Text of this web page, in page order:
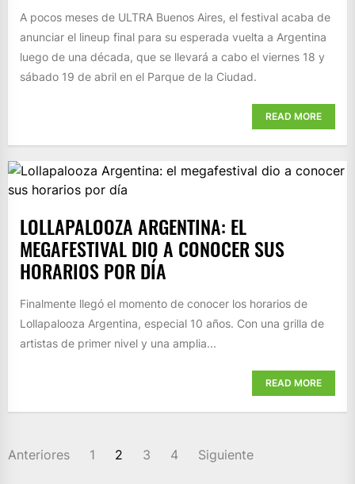
A pocos meses de ULTRA Buenos Aires, el festival acaba de
anunciar el lineup final para su esperada vuelta a Argentina
luego de una década, que se llevará a cabo el viernes 18 y
sábado 19 de abril en el Parque de la Ciudad.
READ MORE
LOLLAPALOOZA ARGENTINA: EL
MEGAFESTIVAL DIO A CONOCER SUS
HORARIOS POR DÍA
Finalmente llegó el momento de conocer los horarios de
Lollapalooza Argentina, especial 10 años. Con una grilla de
artistas de primer nivel y una amplia...
READ MORE
PAGINACIÓN
Anteriores 1 2 3 4 Siguiente